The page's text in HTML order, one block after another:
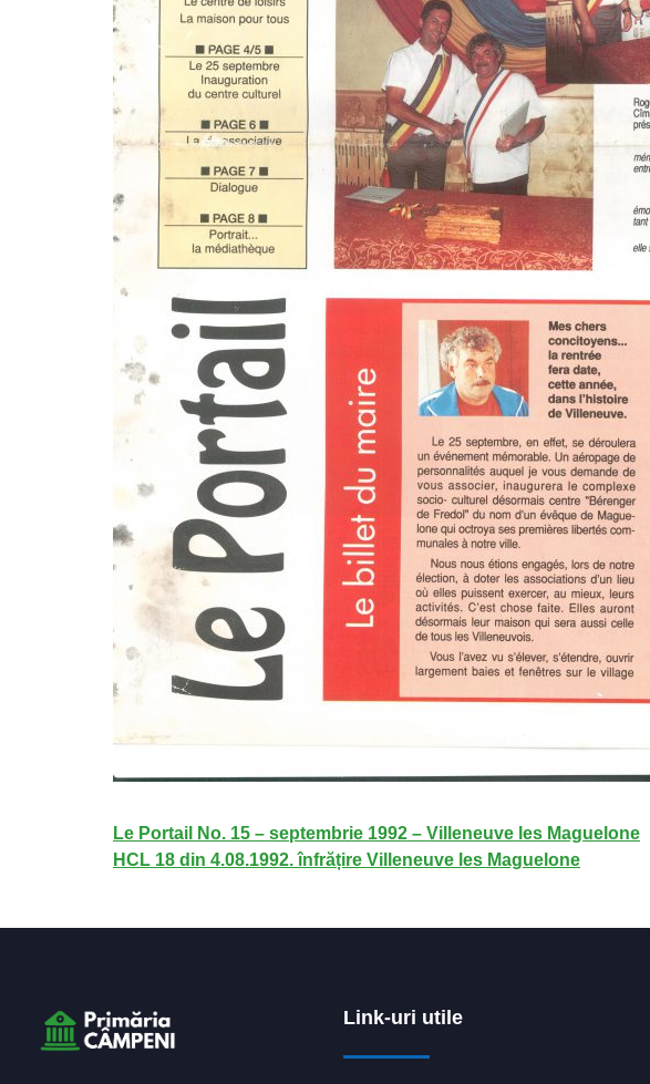
Le Portail No. 15 – septembrie 1992 – Villeneuve les Maguelone
HCL 18 din 4.08.1992. înfrățire Villeneuve les Maguelone
Link-uri utile